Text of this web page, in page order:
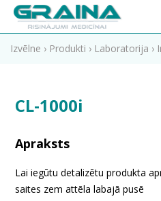
Izvēlne › Produkti › Laboratorija ›
CL-1000i
Apraksts
Lai iegūtu detalizētu produkta
saites zem attēla labajā pusē